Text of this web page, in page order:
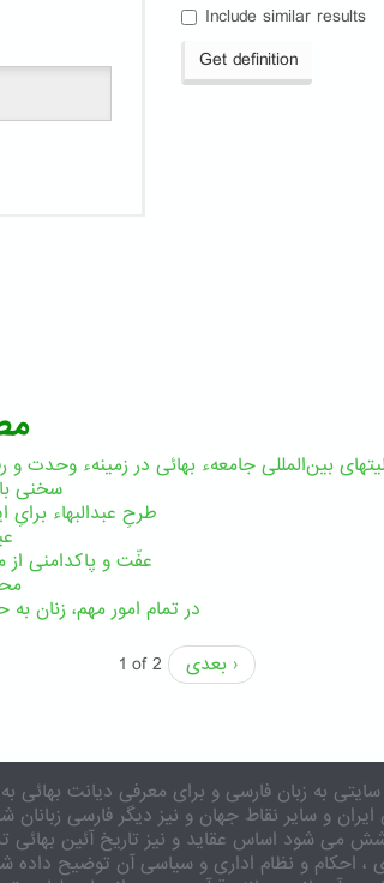
Include similar results
Get definition
بین‌المللی جامعهء بهائی در زمینهء وحدت و
سخنی
طرحِ عبدالبهاء برایِ
عفّت و پاکدامنی از
در تمام امور مهم،‌ زنان
1 of 2
بعدی ›
به زبان فارسی و برای معرفی دیانت بهائی
و سایر نقاط جهان و نیز دیگر فارسی
می شود اساس عقاید و نیز تاریخ آئین بهائی
، احکام و نظام اداری و سیاسی آن توضیح داده